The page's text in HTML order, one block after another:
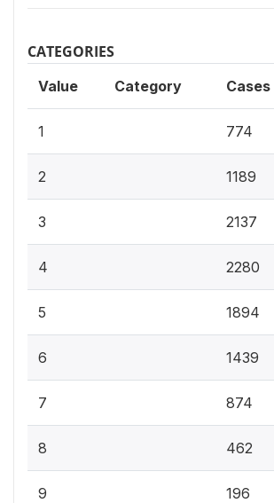
CATEGORIES
Value Category Cases
1 774
2 1189
3 2137
4 2280
5 1894
6 1439
7 874
8 462
9 196